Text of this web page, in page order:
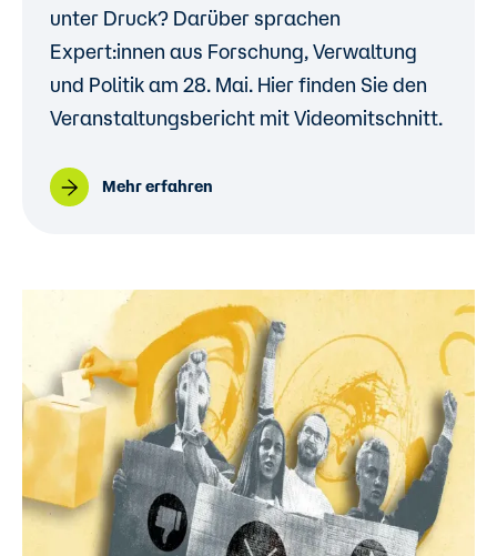
unter Druck? Darüber sprachen
Expert:innen aus Forschung, Verwaltung
und Politik am 28. Mai. Hier finden Sie den
Veranstaltungsbericht mit Videomitschnitt.
Mehr erfahren